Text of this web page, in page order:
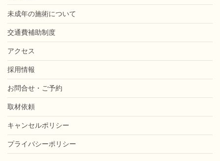
未成年の施術について
交通費補助制度
アクセス
採用情報
お問合せ・ご予約
取材依頼
キャンセルポリシー
プライバシーポリシー